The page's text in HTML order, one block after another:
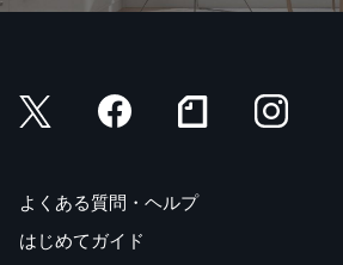
よくある質問・ヘルプ
はじめてガイド